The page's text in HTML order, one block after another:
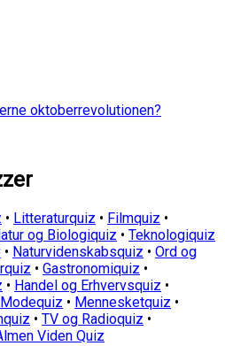
oktoberrevolutionen?
• Litteraturquiz • Filmquiz •
og Biologiquiz • Teknologiquiz
• Naturvidenskabsquiz • Ord og
• Gastronomiquiz •
• Handel og Erhvervsquiz •
• Mennesketquiz •
• TV og Radioquiz •
Viden Quiz